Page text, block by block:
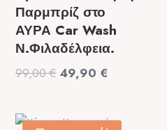
Παρμπρίζ στο
ΑΥΡΑ Car Wash
Ν.Φιλαδέλφεια.
99,00€ Original
49,90 €